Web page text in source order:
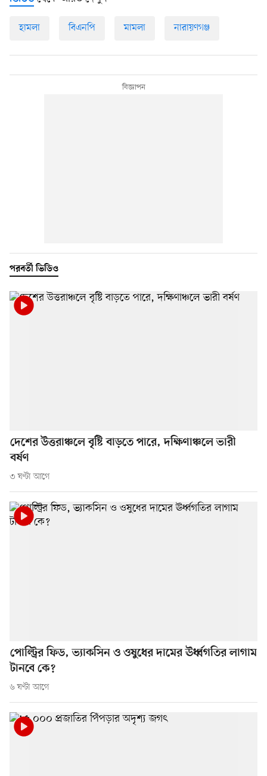
হামলা বিএনপি মামলা নারায়ণগঞ্জ
পরবর্তী ভিডিও
দেশের উত্তরাঞ্চলে বৃষ্টি বাড়তে পারে, দক্ষিণাঞ্চলে ভারী
বর্ষণ
৩ ঘণ্টা আগে
পোল্ট্রির ফিড, ভ্যাকসিন ও ওষুধের দামের ঊর্ধ্বগতির লাগাম
টানবে কে?
৬ ঘণ্টা আগে